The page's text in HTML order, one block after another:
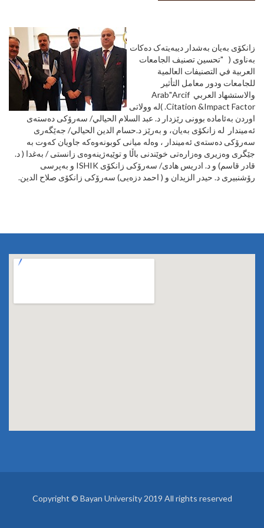
زانکۆی بەیان بەشدار دیبەیتەک دەکات
بەناوی ( "تحسين تصنيف الجامعات
العربية في التصنيفات العالمية
للجامعات ودور معامل التأثير
والاستشهاد العربي ‏ Arcif"‏Arab
Citation &Impact Factor. )لە وولاتی
اوردن بەئامادە بوونی رێزدار د. عبد السلام الحيالي/ سەرۆکی دەستەی
ئەمیندار لە زانکۆی بەیان، و بەرێز د.حسام الدين الحيالي/ جەێگەری
سەرۆکی دەستەی ئەمیندار ، وەلە میانی کوبونەوەکە جاویان کەوت بە
جێگری وەزیری وەزارەتی خوێندنی باڵا و توێیەژینەوەی زانستی / بەغدا ( د.
قادر قاسم) و د. ادریس هادی/ سەرۆکی زانکۆی ISHIK و بەپرسی
رۆشنبیری د. حیدر الزیدان و ( احمد دزەیی) سەرۆکی زانکۆی صلاح الدین.
Copyright © Bayan University 2019 All rights reserved